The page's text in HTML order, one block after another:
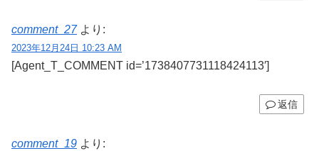
comment_27 より:
2023年12月24日 10:23 AM
[Agent_T_COMMENT id=’1738407731118424113′]
返信
comment_19 より: